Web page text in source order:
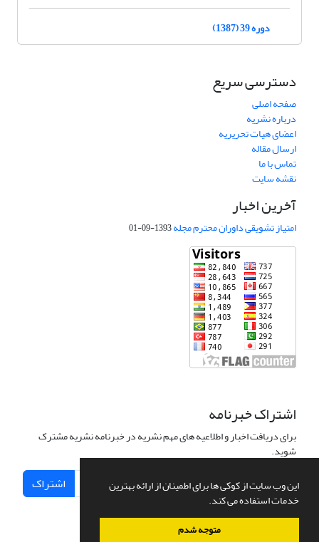
این وب سایت از کوکی ها برای اطمینان از ارائه بهترین
خدمات استفاده می کند.
متوجه شدم
دوره 39 (1387)
دسترسی سریع
صفحه اصلی
درباره نشریه
اعضای هیات تحریریه
ارسال مقاله
تماس با ما
نقشه سایت
آخرین اخبار
امتیاز تشویقی داوران محترم مجله1393-09-01
اشتراک خبرنامه
برای دریافت اخبار و اطلاعیه های مهم نشریه در خبرنامه نشریه مشترک
شوید.
اشتراک